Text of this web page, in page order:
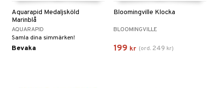
Aquarapid Medaljsköld
Marinblå
AQUARAPID
Samla dina simmärken!
Bevaka
Bloomingville Klocka
BLOOMINGVILLE
199 kr (ord. 249 kr)